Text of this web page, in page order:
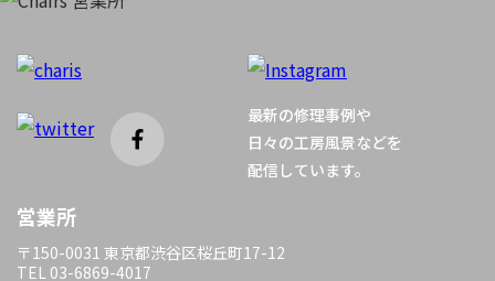
ー
シ
ョ
ン
最新の修理事例や
日々の工房風景などを
配信しています。
営業所
〒150-0031 東京都渋谷区桜丘町17-12
TEL 03-6869-4017